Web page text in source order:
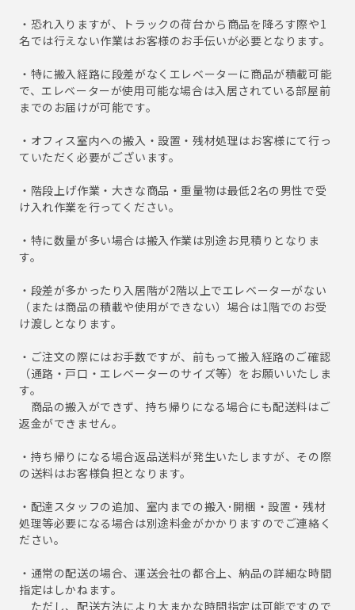
・恐れ入りますが、トラックの荷台から商品を降ろす際や1
名では行えない作業はお客様のお手伝いが必要となります。
・特に搬入経路に段差がなくエレベーターに商品が積載可能
で、エレベーターが使用可能な場合は入居されている部屋前
までのお届けが可能です。
・オフィス室内への搬入・設置・残材処理はお客様にて行っ
ていただく必要がございます。
・階段上げ作業・大きな商品・重量物は最低2名の男性で受
け入れ作業を行ってください。
・特に数量が多い場合は搬入作業は別途お見積りとなりま
す。
・段差が多かったり入居階が2階以上でエレベーターがない
（または商品の積載や使用ができない）場合は1階でのお受
け渡しとなります。
・ご注文の際にはお手数ですが、前もって搬入経路のご確認
（通路・戸口・エレベーターのサイズ等）をお願いいたしま
す。
商品の搬入ができず、持ち帰りになる場合にも配送料はご
返金ができません。
・持ち帰りになる場合返品送料が発生いたしますが、その際
の送料はお客様負担となります。
・配達スタッフの追加、室内までの搬入･開梱・設置・残材
処理等必要になる場合は別途料金がかかりますのでご連絡く
ださい。
・通常の配送の場合、運送会社の都合上、納品の詳細な時間
指定はしかねます。
ただし、配送方法により大まかな時間指定は可能ですので